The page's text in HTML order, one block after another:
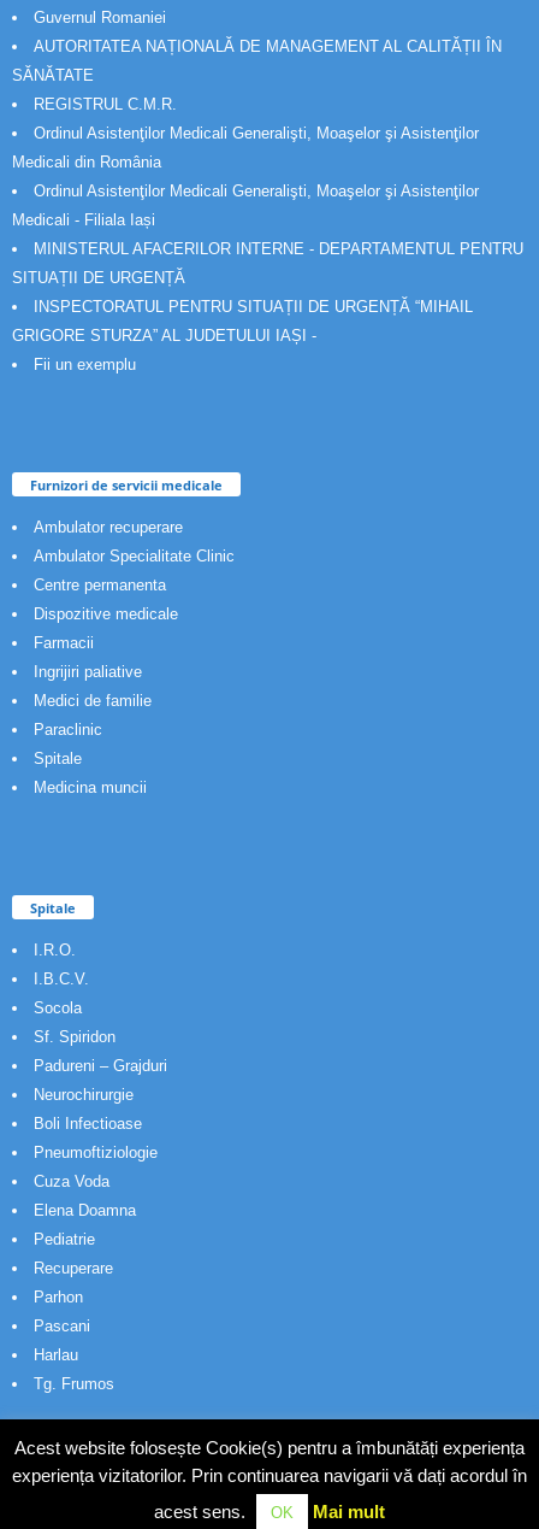
Guvernul Romaniei
AUTORITATEA NAȚIONALĂ DE MANAGEMENT AL CALITĂȚII ÎN
SĂNĂTATE
REGISTRUL C.M.R.
Ordinul Asistenţilor Medicali Generalişti, Moaşelor şi Asistenţilor
Medicali din România
Ordinul Asistenţilor Medicali Generalişti, Moaşelor şi Asistenţilor
Medicali - Filiala Iași
MINISTERUL AFACERILOR INTERNE - DEPARTAMENTUL PENTRU
SITUAȚII DE URGENȚĂ
INSPECTORATUL PENTRU SITUAȚII DE URGENȚĂ “MIHAIL
GRIGORE STURZA” AL JUDETULUI IAȘI -
Fii un exemplu
Furnizori de servicii medicale
Ambulator recuperare
Ambulator Specialitate Clinic
Centre permanenta
Dispozitive medicale
Farmacii
Ingrijiri paliative
Medici de familie
Paraclinic
Spitale
Medicina muncii
Spitale
I.R.O.
I.B.C.V.
Socola
Sf. Spiridon
Padureni – Grajduri
Neurochirurgie
Boli Infectioase
Pneumoftiziologie
Cuza Voda
Elena Doamna
Pediatrie
Recuperare
Parhon
Pascani
Harlau
Tg. Frumos
© Wakatech
Acest website folosește Cookie(s) pentru a îmbunătăți experiența
experiența vizitatorilor. Prin continuarea navigarii vă dați acordul în
acest sens.
OK Mai mult